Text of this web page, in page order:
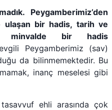
Peygamberimiz’den
bir hadis, tarih ve
minvalde bir hadis
Peygamberimiz (sav)
da bilinmemektedir. Bu
inanç meselesi gibi
ehli arasında çok